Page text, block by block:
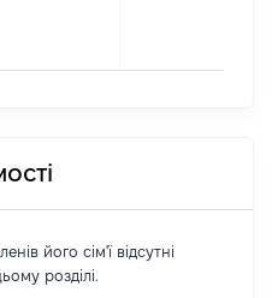
його сім'ї відсутні
розділі.